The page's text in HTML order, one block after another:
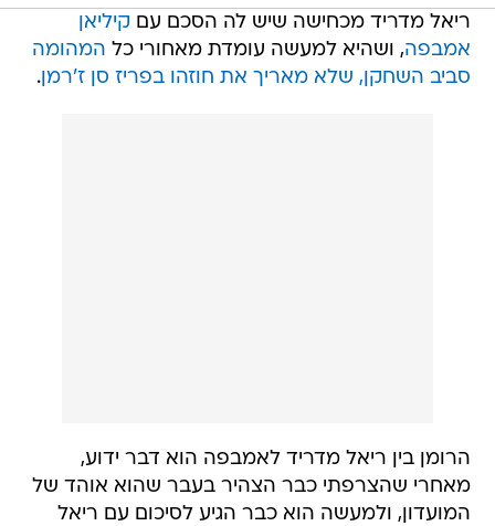
ריאל מדריד מכחישה שיש לה הסכם עם קיליאן
אמבפה, ושהיא למעשה עומדת מאחורי כל המהומה
סביב השחקן, שלא מאריך את חוזהו בפריז סן ז'רמן.
הרומן בין ריאל מדריד לאמבפה הוא דבר ידוע,
מאחרי שהצרפתי כבר הצהיר בעבר שהוא אוהד של
המועדון, ולמעשה הוא כבר הגיע לסיכום עם ריאל